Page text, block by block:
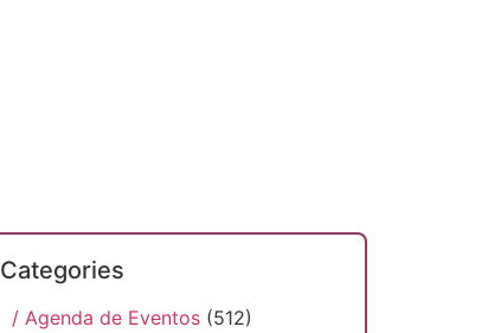
Categories
/ Agenda de Eventos (512)